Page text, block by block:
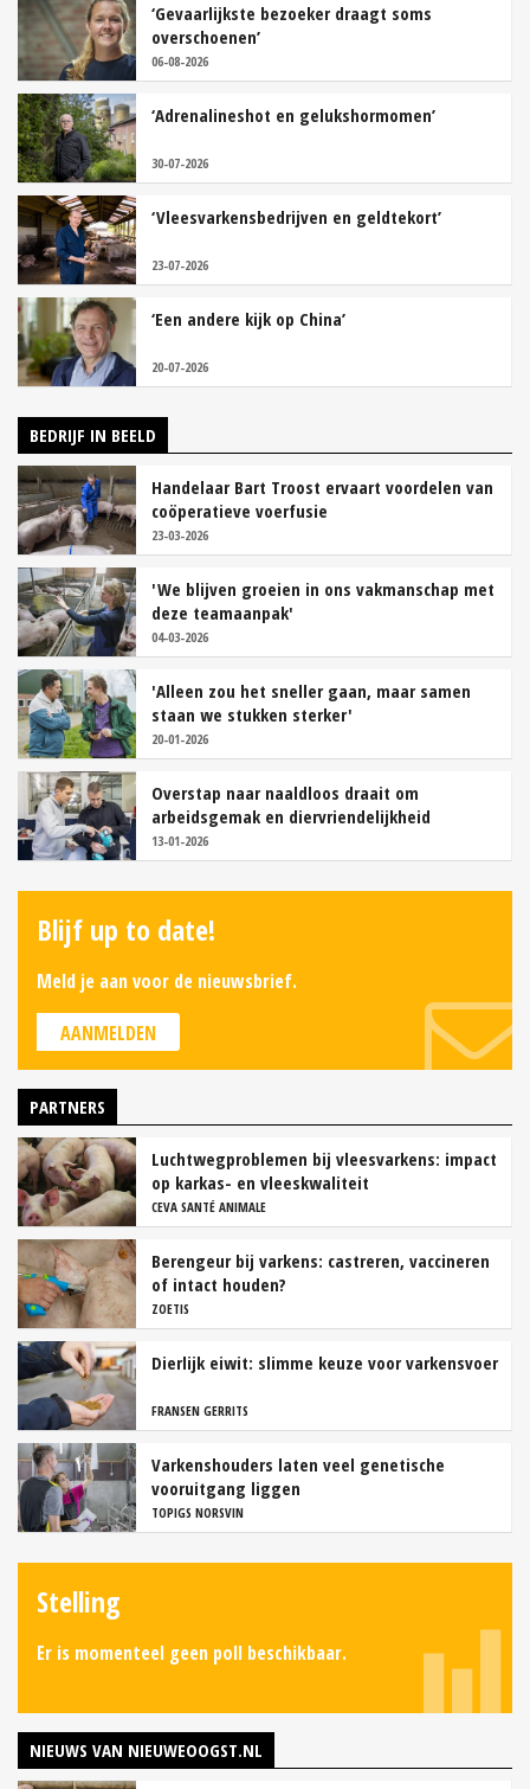
‘Gevaarlijkste bezoeker draagt soms
overschoenen’
06-08-2026
‘Adrenalineshot en gelukshormomen’
30-07-2026
‘Vleesvarkensbedrijven en geldtekort’
23-07-2026
‘Een andere kijk op China’
20-07-2026
BEDRIJF IN BEELD
Handelaar Bart Troost ervaart voordelen van
coöperatieve voerfusie
23-03-2026
'We blijven groeien in ons vakmanschap met
deze teamaanpak'
04-03-2026
'Alleen zou het sneller gaan, maar samen
staan we stukken sterker'
20-01-2026
Overstap naar naaldloos draait om
arbeidsgemak en diervriendelijkheid
13-01-2026
Blijf up to date!
Meld je aan voor de nieuwsbrief.
AANMELDEN
PARTNERS
Luchtwegproblemen bij vleesvarkens: impact
op karkas- en vleeskwaliteit
CEVA SANTÉ ANIMALE
Berengeur bij varkens: castreren, vaccineren
of intact houden?
ZOETIS
Dierlijk eiwit: slimme keuze voor varkensvoer
FRANSEN GERRITS
Varkenshouders laten veel genetische
vooruitgang liggen
TOPIGS NORSVIN
Stelling
Er is momenteel geen poll beschikbaar.
NIEUWS VAN NIEUWEOOGST.NL